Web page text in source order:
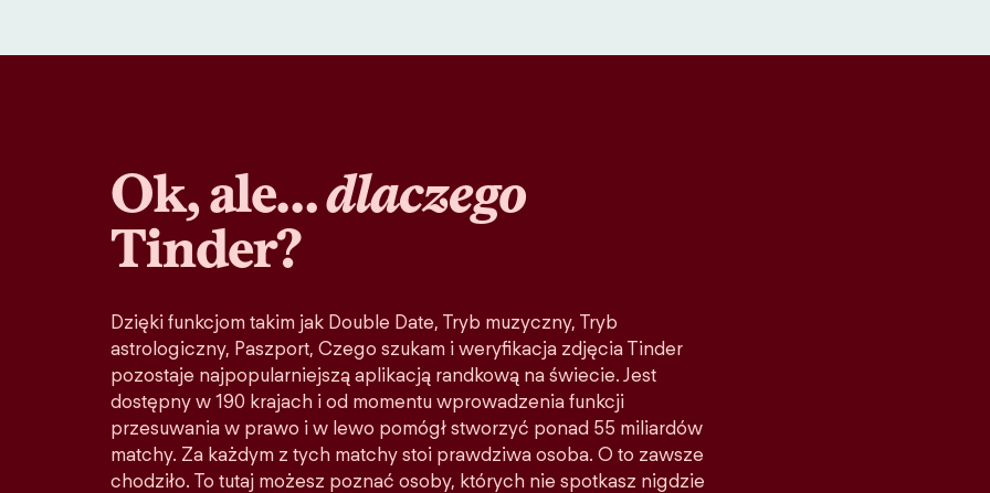
Ok, ale…dlaczego
Tinder?
Dzięki funkcjom takim jak Double Date, Tryb muzyczny, Tryb
astrologiczny, Paszport, Czego szukam i weryfikacja zdjęcia Tinder
pozostaje najpopularniejszą aplikacją randkową na świecie. Jest
dostępny w 190 krajach i od momentu wprowadzenia funkcji
przesuwania w prawo i w lewo pomógł stworzyć ponad 55 miliardów
matchy. Za każdym z tych matchy stoi prawdziwa osoba. O to zawsze
chodziło. To tutaj możesz poznać osoby, których nie spotkasz nigdzie